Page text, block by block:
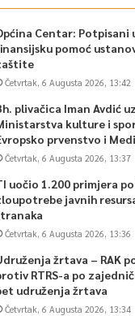
standarda u našem
je da ova
podrške Vlade Kantona
Vlade KS. Kao što
naučnoistraživačka
u Sarajevu
sublimiramo teoriju i
šta da ponude, ne
na praksu profesora i
Zaimoviću i svim
scenu Kantona
Centar: Potpisani
pomoć
Četvrtak, 6 Augusta 2026, 13:42
plivačica Iman Avdić
kulture i
prvenstvo i
Četvrtak, 6 Augusta 2026, 13:37
uočio 1.200 primjera
javnih
Četvrtak, 6 Augusta 2026, 13:36
žrtava – RAK
RTRS-a po
udruženja žrtava
Četvrtak, 6 Augusta 2026, 13:34